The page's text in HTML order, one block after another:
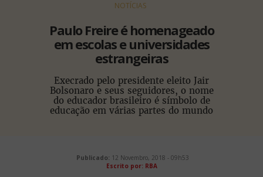
NOTÍCIAS
Paulo Freire é homenageado
em escolas e universidades
estrangeiras
Execrado pelo presidente eleito Jair
Bolsonaro e seus seguidores, o nome
do educador brasileiro é símbolo de
educação em várias partes do mundo
Publicado: 12 Novembro, 2018 - 09h53
Escrito por: RBA